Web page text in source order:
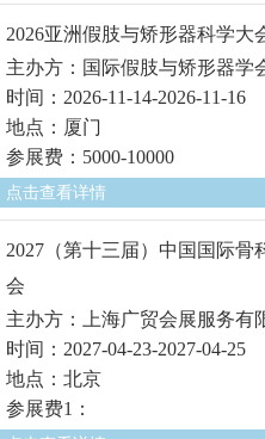
2026亚洲假肢与矫形器科学大
主办方：国际假肢与矫形器学
时间：2026-11-14-2026-11-16
地点：厦门
参展费：5000-10000
点击查看详情
2027（第十三届）中国国际
会
主办方：上海广贸会展服务有
时间：2027-04-23-2027-04-25
地点：北京
参展费1：